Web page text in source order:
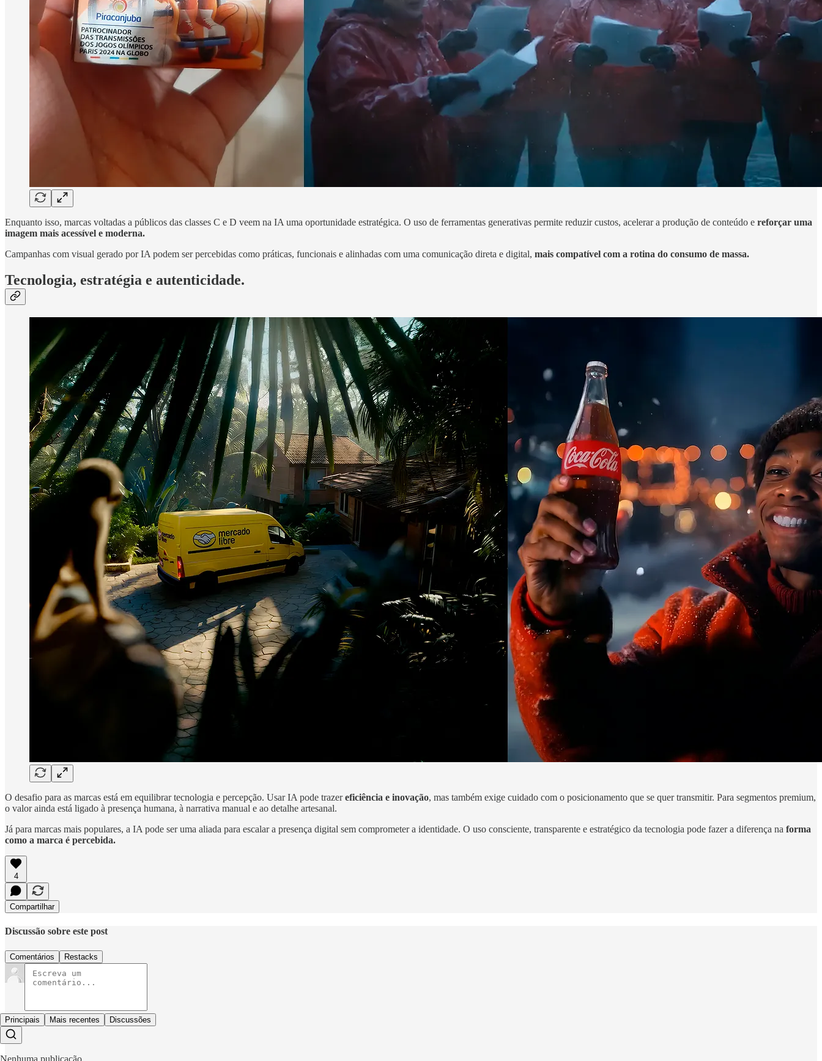
Enquanto isso, marcas voltadas a públicos das classes C e D veem na IA uma oportunidade estratégica. O uso de ferramentas generativas permite reduzir custos, acelerar a produção de conteúdo e reforçar uma
imagem mais acessível e moderna.
Campanhas com visual gerado por IA podem ser percebidas como práticas, funcionais e alinhadas com uma comunicação direta e digital, mais compatível com a rotina do consumo de massa.
Tecnologia, estratégia e autenticidade.
O desafio para as marcas está em equilibrar tecnologia e percepção. Usar IA pode trazereficiência e inovação, mas também exige cuidado com o posicionamento que se quer transmitir. Para segmentos premium,
o valor ainda está ligado à presença humana, à narrativa manual e ao detalhe artesanal.
Já para marcas mais populares, a IA pode ser uma aliada para escalar a presença digital sem comprometer a identidade. O uso consciente, transparente e estratégico da tecnologia pode fazer a diferença na forma
como a marca é percebida.
4
Compartilhar
Discussão sobre este post
Comentários Restacks
Principais Mais recentes Discussões
Nenhuma publicação